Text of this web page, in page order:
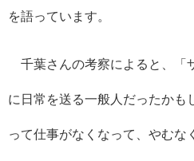
を語っています。
千葉さんの考察によると、「
に日常を送る一般人だったかも
って仕事がなくなって、やむな